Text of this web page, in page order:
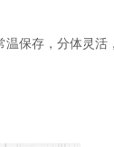
保存，分体灵活